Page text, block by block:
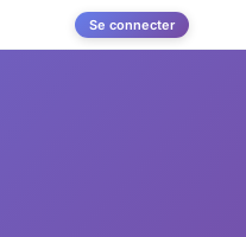
Se connecter